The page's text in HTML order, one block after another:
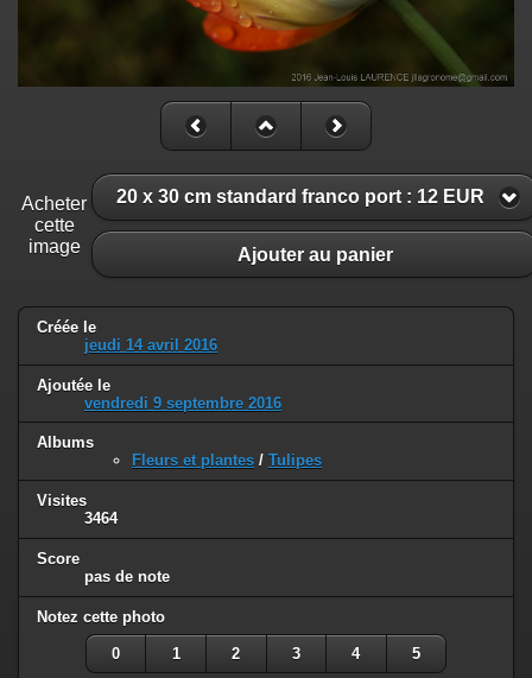
Acheter
cette
image
20 x 30 cm standard franco port : 12 EUR
Ajouter au panier
Créée le
jeudi 14 avril 2016
Ajoutée le
vendredi 9 septembre 2016
Albums
Fleurs et plantes / Tulipes
Visites
3464
Score
pas de note
Notez cette photo
0 1 2 3 4 5